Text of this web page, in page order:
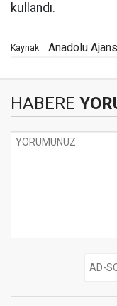
kullandı.
Kaynak: Anadolu
HABERE